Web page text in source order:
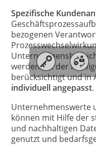
Spezifische
bezogenen
werden bei der
berücksichtigt und in
individuell angepasst.
Unternehmenswerte
können mit Hilfe der
und nachhaltigen
genutzt und